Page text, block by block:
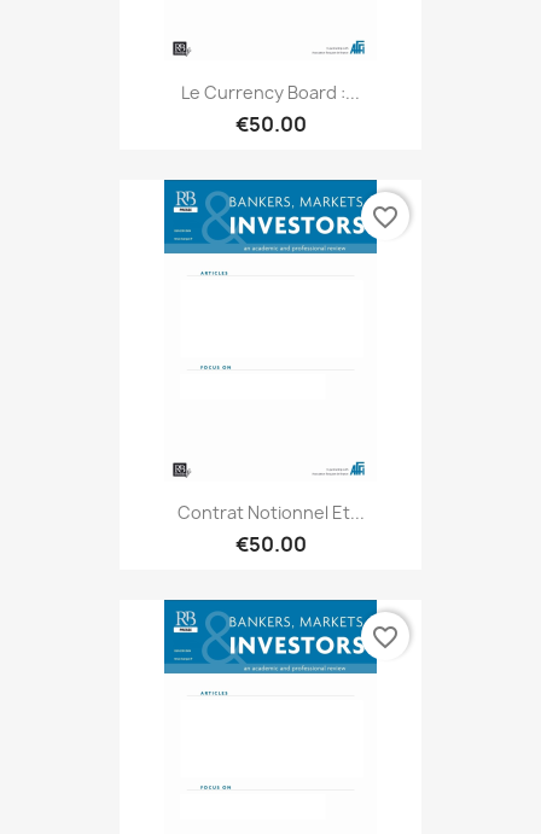
Le Currency Board :...
€50.00
Contrat Notionnel Et...
€50.00
favorite_border
favorite_border